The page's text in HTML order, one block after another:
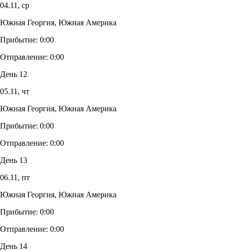
04.11, ср
Южная Георгия, Южная Америка
Прибытие: 0:00
Отправление: 0:00
День 12
05.11, чт
Южная Георгия, Южная Америка
Прибытие: 0:00
Отправление: 0:00
День 13
06.11, пт
Южная Георгия, Южная Америка
Прибытие: 0:00
Отправление: 0:00
День 14